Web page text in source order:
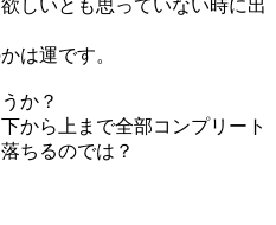
しいとも思っていない時に出
は運です。
か？
から上まで全部コンプリート
ちるのでは？